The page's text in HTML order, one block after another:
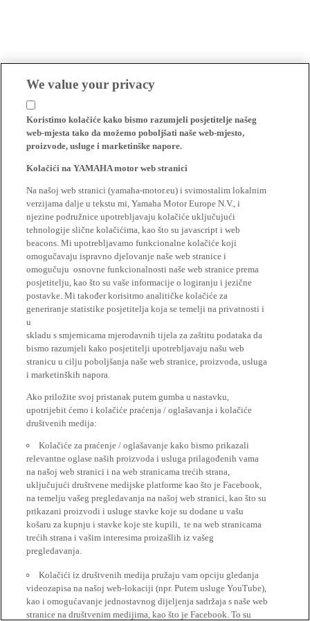
We value your privacy
Koristimo kolačiće kako bismo razumjeli posjetitelje našeg
web-mjesta tako da možemo poboljšati naše web-mjesto,
proizvode, usluge i marketinške napore.
Kolačići na YAMAHA motor web stranici
Na našoj web stranici (yamaha-motor.eu) i svimostalim lokalnim
verzijama dalje u tekstu mi, Yamaha Motor Europe N.V., i
njezine podružnice upotrebljavaju kolačiće uključujući
tehnologije slične kolačićima, kao što su javascript i web
beacons. Mi upotrebljavamo funkcionalne kolačiće koji
omogučavaju ispravno djelovanje naše web stranice i
omogučuju osnovne funkcionalnosti naše web stranice prema
posjetitelju, kao što su vaše informacije o logiranju i jezične
postavke. Mi također korisitmo analitičke kolačiće za
generiranje statistike posjetitelja koja se temelji na privatnosti i
u
skladu s smjernicama mjerodavnih tijela za zaštitu podataka da
bismo razumjeli kako posjetitelji upotrebljavaju našu web
stranicu u cilju poboljšanja naše web stranice, proizvoda, usluga
i marketinških napora.
Ako priložite svoj pristanak putem gumba u nastavku,
upotrijebit ćemo i kolačiće praćenja / oglašavanja i kolačiće
društvenih medija:
Kolačiće za praćenje / oglašavanje kako bismo prikazali
relevantne oglase naših proizvoda i usluga prilagođenih vama
na našoj web stranici i na web stranicama trećih strana,
uključujući društvene medijske platforme kao što je Facebook,
na temelju vašeg pregledavanja na našoj web stranici, kao što su
prikazani proizvodi i usluge stavke koje su dodane u vašu
košaru za kupnju i stavke koje ste kupili, te na web stranicama
trećih strana i vašim interesima proizašlih iz vašeg
pregledavanja.
Kolačići iz društvenih medija pružaju vam opciju gledanja
videozapisa na našoj web-lokaciji (npr. Putem usluge YouTube),
kao i omogućavanje jednostavnog dijeljenja sadržaja s naše web
stranice na društvenim medijima, kao što je Facebook. To su